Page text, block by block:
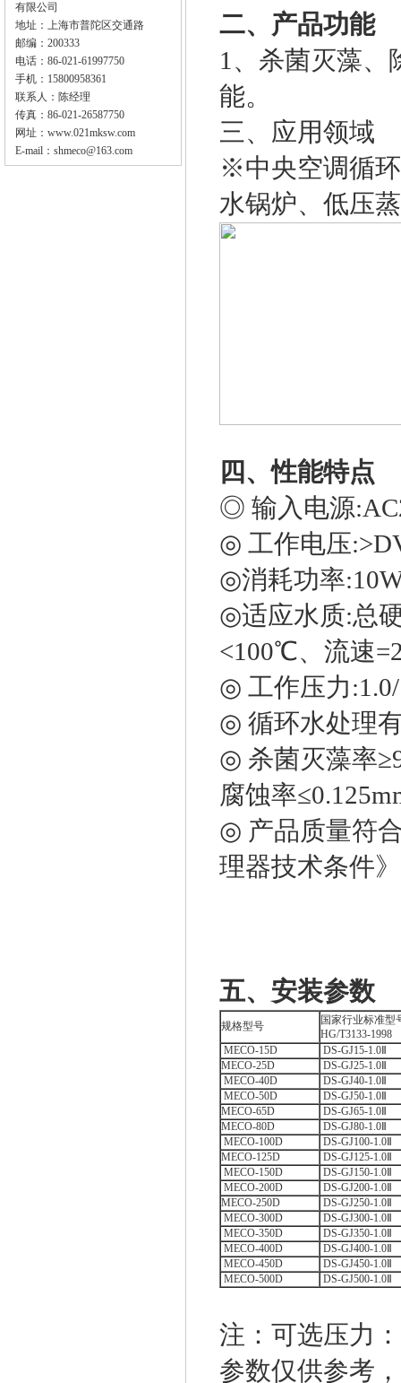
有限公司
地址：上海市普陀区交通路
邮编：200333
电话：86-021-61997750
手机：15800958361
联系人：陈经理
传真：86-021-26587750
网址： www.021mksw.com
E-mail： shmeco@163.com
二、产品功能
1、杀菌灭藻
能。
三、应用领域
※中央空调循
水锅炉、低压
四、性能特点
◎ 输入电源
◎ 工作电压
◎消耗功率
◎适应水质:总
<100℃、流速
◎ 工作压力
◎ 循环水处理
◎ 杀菌灭藻率
腐蚀率
◎ 产品质量符
理器技术条件
五、安装参数
规格型号
国家行业标准型
HG/T3133-1998
MECO-15D
DS-GJ15-1.0Ⅱ
MECO-25D
DS-GJ25-1.0Ⅱ
MECO-40D
DS-GJ40-1.0Ⅱ
MECO-50D
DS-GJ50-1.0Ⅱ
MECO-65D
DS-GJ65-1.0Ⅱ
MECO-80D
DS-GJ80-1.0Ⅱ
MECO-100D
DS-GJ100-1.0Ⅱ
MECO-125D
DS-GJ125-1.0Ⅱ
MECO-150D
DS-GJ150-1.0Ⅱ
MECO-200D
DS-GJ200-1.0Ⅱ
MECO-250D
DS-GJ250-1.0Ⅱ
MECO-300D
DS-GJ300-1.0Ⅱ
MECO-350D
DS-GJ350-1.0Ⅱ
MECO-400D
DS-GJ400-1.0Ⅱ
MECO-450D
DS-GJ450-1.0Ⅱ
MECO-500D
DS-GJ500-1.0Ⅱ
注：可选压力
参数仅供参考